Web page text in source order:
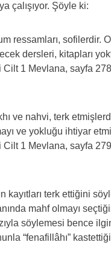
çalışıyor. Şöyle ki:
ressamları, sofilerdir.
dersleri, kitapları
Cilt 1 Mevlana, sayfa 278
ve nahvi, terk
ve yokluğu ihtiyar
Cilt 1 Mevlana, sayfa 279
kayıtları terk ettiğini
mahf olmayı
söylemesi bence
“fenafillâhı”